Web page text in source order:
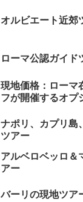
オルビエート近郊
ローマ公認ガイド
現地価格：ローマ
フが開催するオプ
ナポリ、カプリ島
ツアー
アルベロベッロ＆
アー
バーリの現地ツア